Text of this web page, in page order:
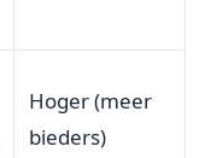
Hoger (meer
bieders)